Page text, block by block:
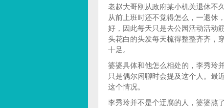
老赵大哥刚从政府某小机关退休不
从前上班时还不觉得怎么，一退休
好，因此每天只是去公园活动活动
头花白的头发每天梳得整整齐齐，
十足。
婆婆具体和他怎么相处的，李秀玲
只是偶尔闲聊时会提及这个人。最
这个情况。
李秀玲并不是个迂腐的人，婆婆熬